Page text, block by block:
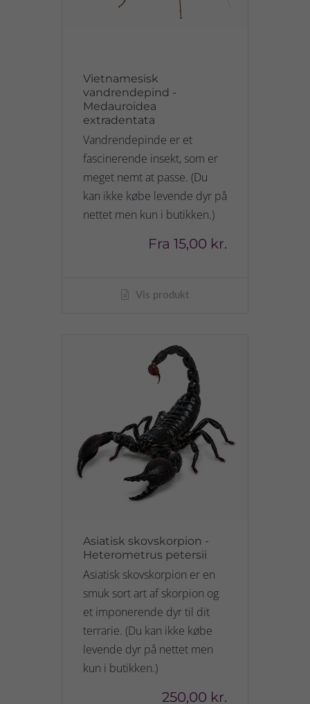
Vietnamesisk
vandrendepind -
Medauroidea
extradentata
Vandrendepinde er et
fascinerende insekt, som er
meget nemt at passe. (Du
kan ikke købe levende dyr på
nettet men kun i butikken.)
Fra 15,00 kr.
Vis produkt
Asiatisk skovskorpion -
Heterometrus petersii
Asiatisk skovskorpion er en
smuk sort art af skorpion og
et imponerende dyr til dit
terrarie. (Du kan ikke købe
levende dyr på nettet men
kun i butikken.)
250,00 kr.